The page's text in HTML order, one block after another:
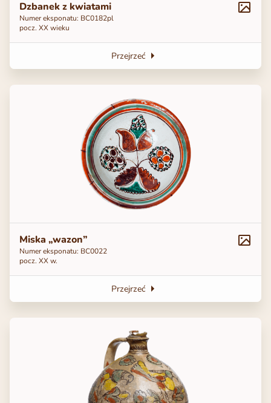
Dzbanek z kwiatami
Numer eksponatu: ВС0182pl
pocz. XX wieku
Przejrzeć
Miska „wazon”
Numer eksponatu: BC0022
pocz. ХХ w.
Przejrzeć